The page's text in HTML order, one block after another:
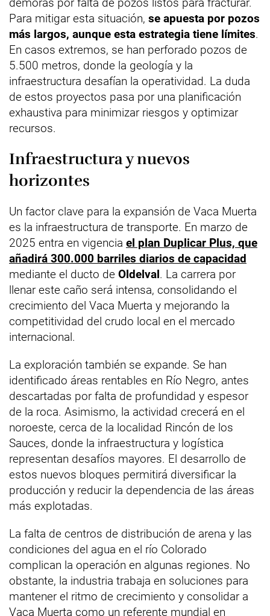
Para mitigar esta situación, se apuesta por pozos
más largos, aunque esta estrategia tiene límites.
En casos extremos, se han perforado pozos de
5.500 metros, donde la geología y la
infraestructura desafían la operatividad. La duda
de estos proyectos pasa por una planificación
exhaustiva para minimizar riesgos y optimizar
recursos.
Infraestructura y nuevos
horizontes
Un factor clave para la expansión de Vaca Muerta
es la infraestructura de transporte. En marzo de
2025 entra en vigencia el plan Duplicar Plus, que
añadirá 300.000 barriles diarios de capacidad
mediante el ducto de Oldelval. La carrera por
llenar este caño será intensa, consolidando el
crecimiento del Vaca Muerta y mejorando la
competitividad del crudo local en el mercado
internacional.
La exploración también se expande. Se han
identificado áreas rentables en Río Negro, antes
descartadas por falta de profundidad y espesor
de la roca. Asimismo, la actividad crecerá en el
noroeste, cerca de la localidad Rincón de los
Sauces, donde la infraestructura y logística
representan desafíos mayores. El desarrollo de
estos nuevos bloques permitirá diversificar la
producción y reducir la dependencia de las áreas
más explotadas.
La falta de centros de distribución de arena y las
condiciones del agua en el río Colorado
complican la operación en algunas regiones. No
obstante, la industria trabaja en soluciones para
mantener el ritmo de crecimiento y consolidar a
Vaca Muerta como un referente mundial en